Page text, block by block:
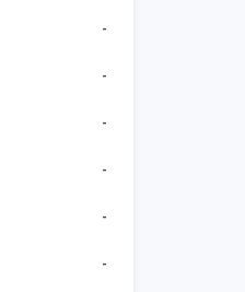
-
-
-
-
-
-